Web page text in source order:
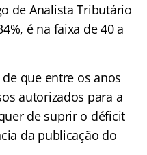
de Analista Tributário
é na faixa de 40 a
que entre os anos
autorizados para a
de suprir o déficit
da publicação do